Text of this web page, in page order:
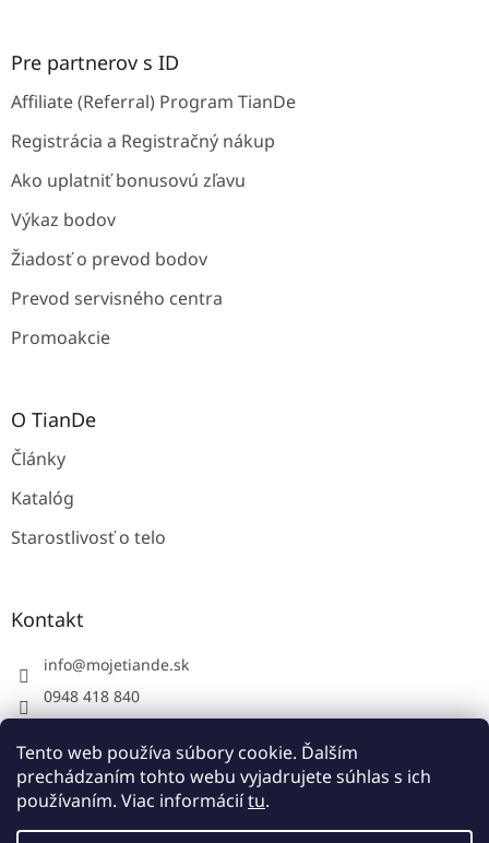
Tento web používa súbory cookie. Ďalším
prechádzaním tohto webu vyjadrujete súhlas s ich
používaním. Viac informáciítu.
Pre partnerov s ID
Affiliate (Referral) Program TianDe
Registrácia a Registračný nákup
Ako uplatniť bonusovú zľavu
Výkaz bodov
Žiadosť o prevod bodov
Prevod servisného centra
Promoakcie
O TianDe
Články
Katalóg
Starostlivosť o telo
Kontakt
info@mojetiande.sk
0948 418 840
instagram - mojetiande